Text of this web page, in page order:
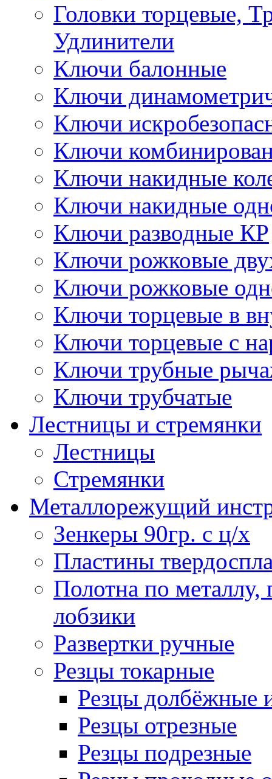
Головки торцевые,
Удлинители
Ключи балонные
Ключи
Ключи
Ключи
Ключи накидные
Ключи накидные
Ключи разводные КР
Ключи рожковые
Ключи рожковые
Ключи торцевые в
Ключи торцевые с
Ключи трубные
Ключи трубчатые
Лестницы и стремянки
Лестницы
Стремянки
Металлорежущий
Зенкеры 90гр. с ц/х
Пластины
Полотна по
лобзики
Развертки ручные
Резцы токарные
Резцы долбёжные
Резцы отрезные
Резцы подрезные